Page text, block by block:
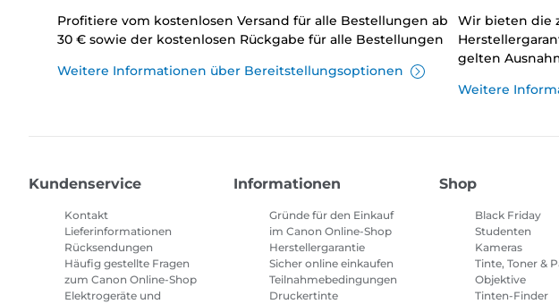
Profitiere vom kostenlosen Versand für alle Bestellungen ab
30 € sowie der kostenlosen Rückgabe für alle Bestellungen
Weitere Informationen über Bereitstellungsoptionen
Wir bieten die
gelten
Weitere
Kundenservice
Kontakt
Lieferinformationen
Rücksendungen
Häufig gestellte Fragen
zum Canon Online-Shop
Elektrogeräte und
Informationen
Gründe für den Einkauf
im Canon Online-Shop
Herstellergarantie
Sicher online einkaufen
Teilnahmebedingungen
Druckertinte
Shop
Black Friday
Studenten
Kameras
Tinte, Toner &
Objektive
Tinten-Finder